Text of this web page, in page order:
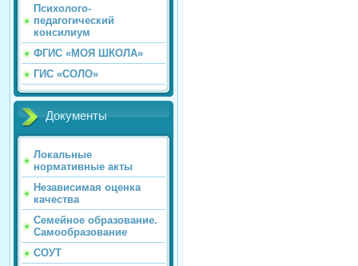
Психолого-
педагогический
консилиум
ФГИС «МОЯ ШКОЛА»
ГИС «СОЛО»
Документы
Локальные
нормативные акты
Независимая оценка
качества
Семейное образование.
Самообразование
СОУТ